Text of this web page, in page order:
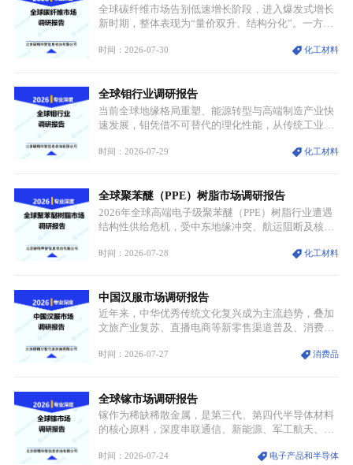
资源与产能、中国主导消费与技术、工艺向低碳湿法
迭代、再生镍加速补位”的全新格局。
全球碳纤维市场告别低速增长阶段，进入爆发式增长
新时期，整体表现为“量价双升、结构分化”。一方面
持续扩张；另一方面产品、需求、应用场景呈现明显
体规模扩张，高附加值领域与规模化工业应用形成两
大独立增长体系。
时间：2026-07-30 化工材料
全球钼行业调研报告
当前全球地缘格局重塑、能源转型与高端制造产业快
速发展，钼凭借不可替代的理化性能，从传统工业金
需格局重构、价值体系重估的新阶段。钼是典型难熔
贯穿传统工业、高端制造、军工、新能源等多个核心
产业，成为现代工业体系中不可或缺的基础材料。
时间：2026-07-29 化工材料
全球聚苯醚（PPE）树脂市场调研报告
2026年全球高端电子级聚苯醚（PPE）树脂行业遭遇
结构性供给危机，受中东地缘冲突、航运阻断及核心
停产，行业长期维持寡头垄断的供应链格局彻底瓦
价无市”的供给真空，并沿高频覆铜板、PCB电路板向
AI服务器、5G基站等高端电子终端持续传导，全产业
链生产、成本、交付均承受巨大压力。
时间：2026-07-28 化工材料
中国汉服市场调研报告
近年来，中华优秀传统文化复兴成为主流趋势，叠加
文旅产业复苏、直播电商等新零售渠道普及、消费群
服不再局限于传统节日、古风活动等小众场景，逐步
重要载体。同时，行业标准落地、生产技术升级、原
创设计能力提升，进一步夯实产业发展根基，吸引传
统服饰品牌、文旅企业等跨界入局，市场活力持续释
时间：2026-07-27 消费品
全球镓市场调研报告
镓作为稀缺稀散金属，是第三代、第四代半导体材料
的核心原料，深度串联通信、新能源、军工航天、光
与大国科技博弈的关键战略资源。镓并非传统大宗金
时间：2026-07-24 电子产品和半导体